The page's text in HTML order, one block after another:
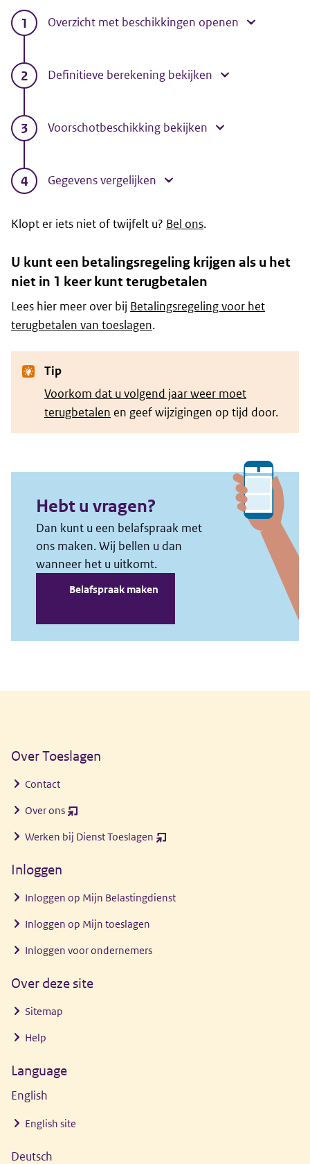
Overzicht met beschikkingen openen
Definitieve berekening bekijken
Voorschotbeschikking bekijken
Gegevens vergelijken
Klopt er iets niet of twijfelt u? Bel ons.
U kunt een betalingsregeling krijgen als u het
niet in 1 keer kunt terugbetalen
Lees hier meer over bij Betalingsregeling voor het
terugbetalen van toeslagen.
Tip
Voorkom dat u volgend jaar weer moet
terugbetalen en geef wijzigingen op tijd door.
Over Toeslagen
Contact
Over ons (opent
venster)
Werken bij Dienst Toeslagen (opent
Inloggen
Inloggen op Mijn Belastingdienst
Inloggen op Mijn toeslagen
Inloggen voor ondernemers
Over deze site
Sitemap
Help
Language
English
English site
Deutsch